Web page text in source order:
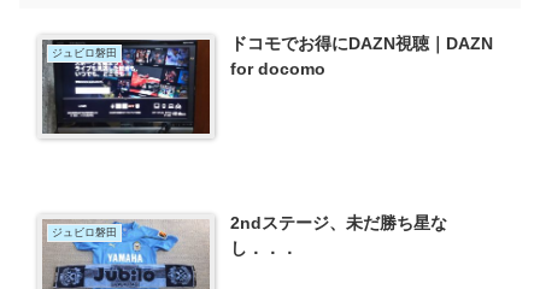
ジュビロ磐田
ドコモでお得にDAZN視聴｜DAZN
for docomo
ジュビロ磐田
2ndステージ、未だ勝ち星な
し．．．